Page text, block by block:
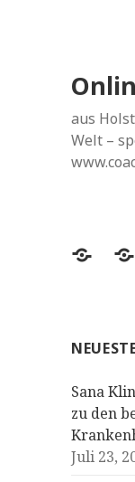
aus
Welt –
Sana
zu den
Juli 23,